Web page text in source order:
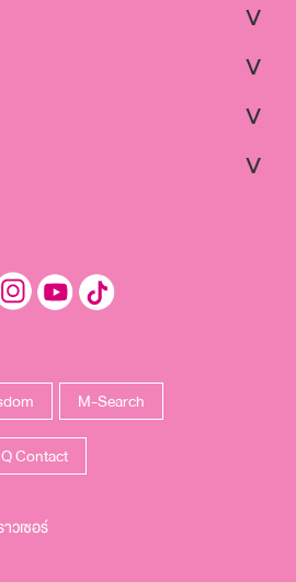
M-Search
Contact
วเซอร์